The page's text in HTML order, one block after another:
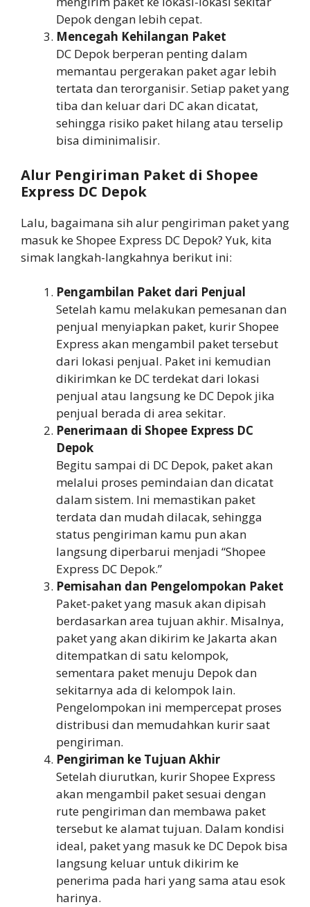
Depok dengan lebih cepat.
Mencegah Kehilangan Paket
DC Depok berperan penting dalam
memantau pergerakan paket agar lebih
tertata dan terorganisir. Setiap paket yang
tiba dan keluar dari DC akan dicatat,
sehingga risiko paket hilang atau terselip
bisa diminimalisir.
Alur Pengiriman Paket di Shopee
Express DC Depok
Lalu, bagaimana sih alur pengiriman paket yang
masuk ke Shopee Express DC Depok? Yuk, kita
simak langkah-langkahnya berikut ini:
Pengambilan Paket dari Penjual
Setelah kamu melakukan pemesanan dan
penjual menyiapkan paket, kurir Shopee
Express akan mengambil paket tersebut
dari lokasi penjual. Paket ini kemudian
dikirimkan ke DC terdekat dari lokasi
penjual atau langsung ke DC Depok jika
penjual berada di area sekitar.
Penerimaan di Shopee Express DC
Depok
Begitu sampai di DC Depok, paket akan
melalui proses pemindaian dan dicatat
dalam sistem. Ini memastikan paket
terdata dan mudah dilacak, sehingga
status pengiriman kamu pun akan
langsung diperbarui menjadi “Shopee
Express DC Depok.”
Pemisahan dan Pengelompokan Paket
Paket-paket yang masuk akan dipisah
berdasarkan area tujuan akhir. Misalnya,
paket yang akan dikirim ke Jakarta akan
ditempatkan di satu kelompok,
sementara paket menuju Depok dan
sekitarnya ada di kelompok lain.
Pengelompokan ini mempercepat proses
distribusi dan memudahkan kurir saat
pengiriman.
Pengiriman ke Tujuan Akhir
Setelah diurutkan, kurir Shopee Express
akan mengambil paket sesuai dengan
rute pengiriman dan membawa paket
tersebut ke alamat tujuan. Dalam kondisi
ideal, paket yang masuk ke DC Depok bisa
langsung keluar untuk dikirim ke
penerima pada hari yang sama atau esok
harinya.